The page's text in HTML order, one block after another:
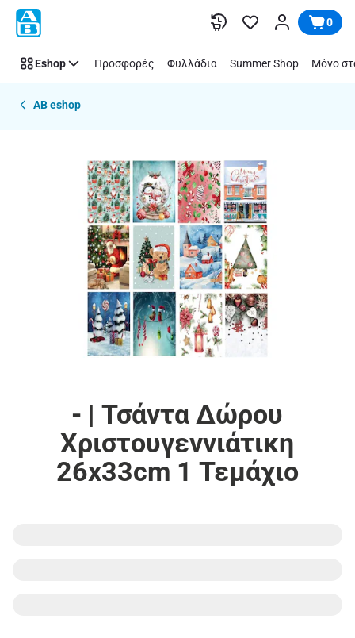
Παράλειψη 0
Eshop Προσφορές Φυλλάδια Summer Shop Μόνο
AB eshop
- | Τσάντα Δώρου
Χριστουγεννιάτικη
26x33cm 1 Τεμάχιο